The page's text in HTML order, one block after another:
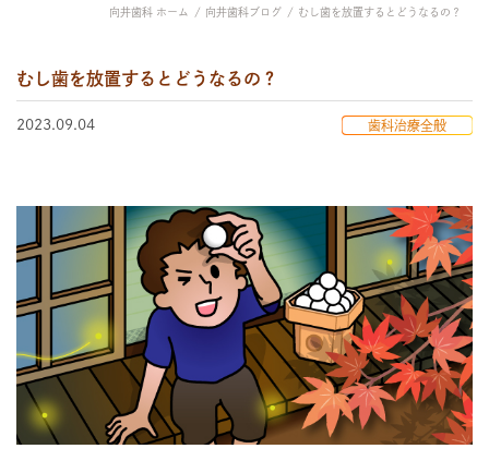
向井歯科 ホーム 向井歯科ブログ むし歯を放置するとどうなるの？
むし歯を放置するとどうなるの？
2023.09.04 歯科治療全般